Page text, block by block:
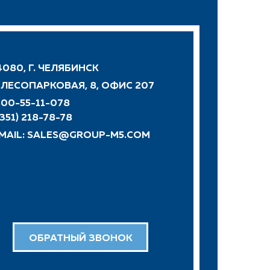
Г. ЧЕЛЯБИНСК
ЛЕСОПАРКОВАЯ, 8, ОФИС 207
55-11-078
218-78-78
SALES@GROUP-M5.COM
ОБРАТНЫЙ ЗВОНОК